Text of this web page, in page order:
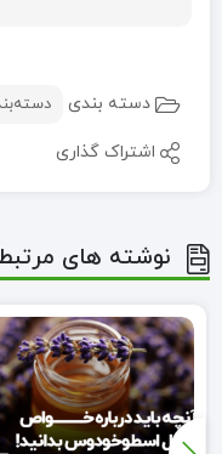
دسته بندی
اشتراک گذاری
نوشته های